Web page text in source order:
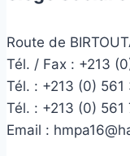
Route de
Tél. / Fax : +213
Tél. : +213 (0)
Tél. : +213 (0)
Email :